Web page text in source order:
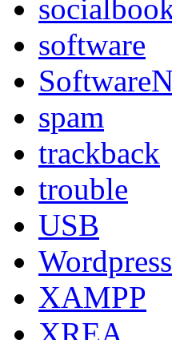
software
spam
trackback
trouble
USB
Wordpress
XAMPP
XREA